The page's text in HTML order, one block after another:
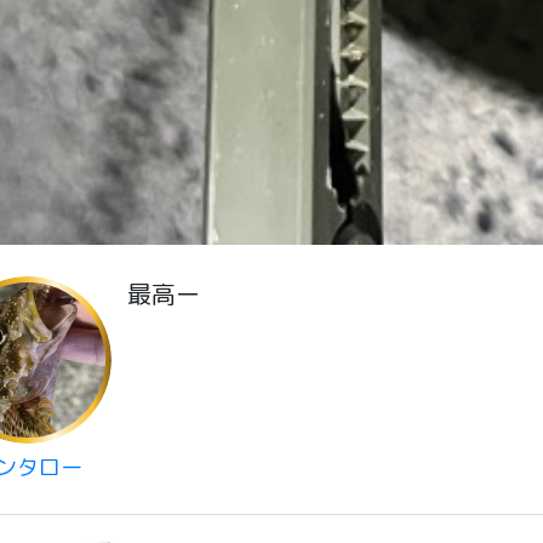
タロー
最高ー